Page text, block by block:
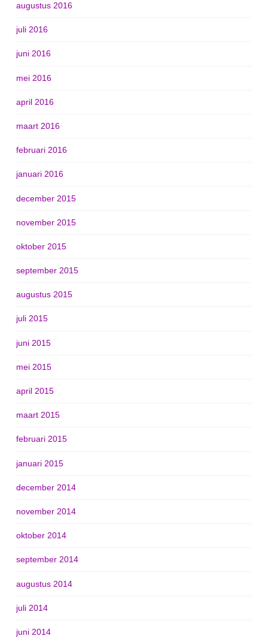
augustus 2016
juli 2016
juni 2016
mei 2016
april 2016
maart 2016
februari 2016
januari 2016
december 2015
november 2015
oktober 2015
september 2015
augustus 2015
juli 2015
juni 2015
mei 2015
april 2015
maart 2015
februari 2015
januari 2015
december 2014
november 2014
oktober 2014
september 2014
augustus 2014
juli 2014
juni 2014